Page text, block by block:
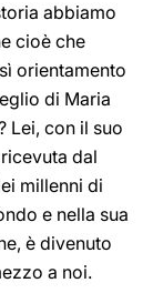
abbiamo
cioè che
orientamento
di Maria
Lei, con il suo
dal
millenni di
e nella sua
è divenuto
a noi.